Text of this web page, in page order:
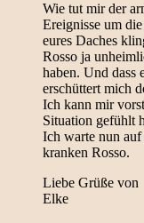
Wie tut mir der
Ereignisse um
eures Daches
Rosso ja
haben. Und dass
erschüttert mich
Ich kann mir
Situation gefühlt
Ich warte nun auf
kranken Rosso.
Liebe Grüße von
Elke